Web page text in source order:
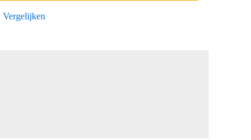
Vergelijken